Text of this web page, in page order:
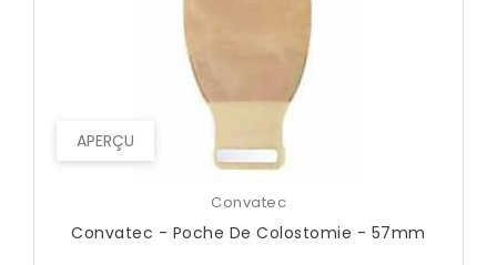
APERÇU
Convatec
Convatec - Poche De Colostomie - 57mm